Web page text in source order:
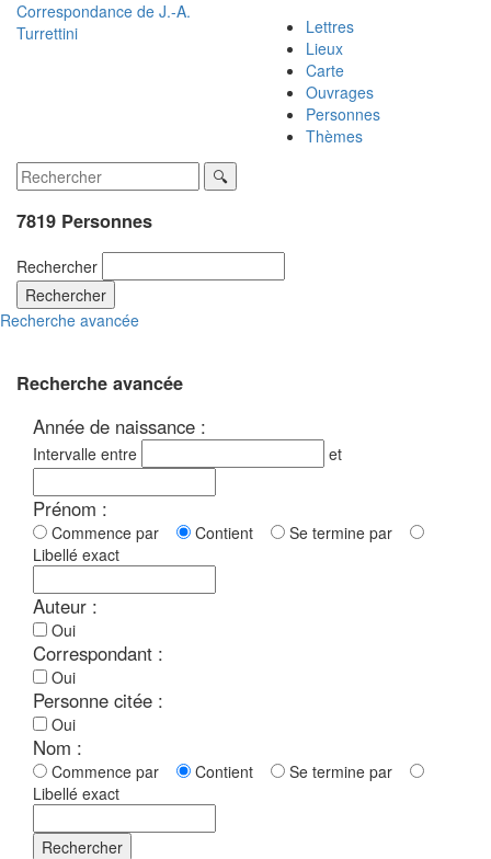
Correspondance de J.-A.
Turrettini
Lettres
Lieux
Carte
Ouvrages
Personnes
Thèmes
7819 Personnes
Rechercher
Rechercher
Recherche avancée
Recherche avancée
Année de naissance :
Intervalle entre et
Prénom :
Commence par Contient
Se termine par
Libellé exact
Auteur :
Oui
Correspondant :
Oui
Personne citée :
Oui
Nom :
Commence par Contient
Se termine par
Libellé exact
Rechercher